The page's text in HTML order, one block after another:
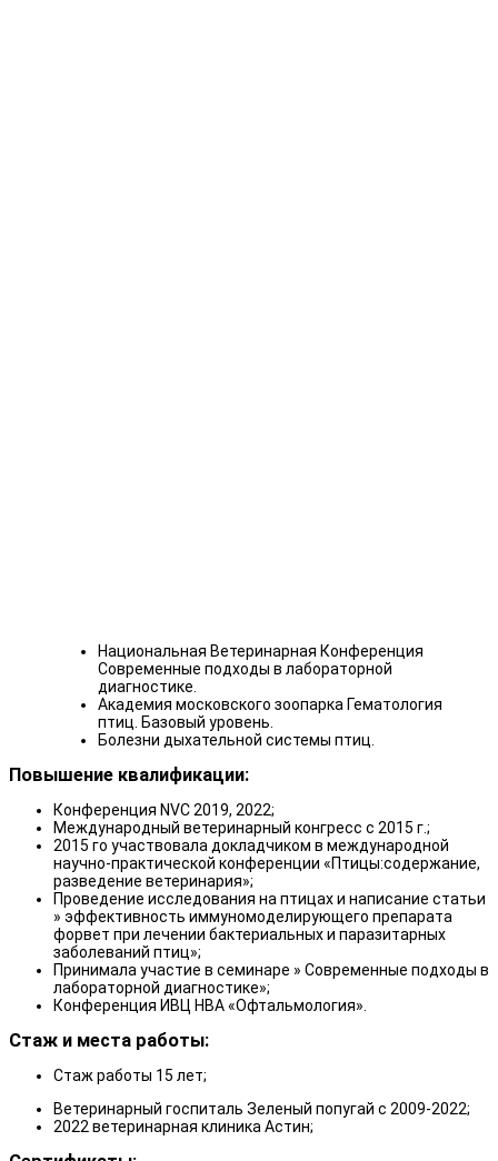
Национальная Ветеринарная Конференция
Современные подходы в лабораторной
диагностике.
Академия московского зоопарка Гематология
птиц. Базовый уровень.
Болезни дыхательной системы птиц.
Повышение квалификации:
Конференция NVC 2019, 2022;
Международный ветеринарный конгресс с 2015 г.;
2015 го участвовала докладчиком в международной
научно-практической конференции «Птицы:содержание,
разведение ветеринария»;
Проведение исследования на птицах и написание статьи
» эффективность иммуномоделирующего препарата
форвет при лечении бактериальных и паразитарных
заболеваний птиц»;
Принимала участие в семинаре » Современные подходы в
лабораторной диагностике»;
Конференция ИВЦ НВА «Офтальмология».
Стаж и места работы:
Стаж работы 15 лет;
Ветеринарный госпиталь Зеленый попугай с 2009-2022;
2022 ветеринарная клиника Астин;